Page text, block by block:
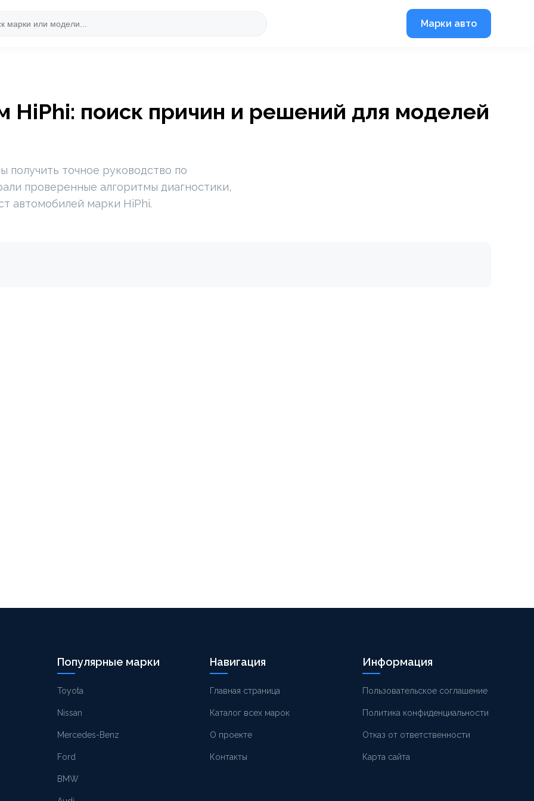
Марки авто
HiPhi: поиск причин и решений для моделей
точное руководство по
проверенные алгоритмы диагностики,
автомобилей марки HiPhi.
Популярные марки
Toyota
Nissan
Mercedes-Benz
Ford
BMW
Навигация
Главная страница
Каталог всех марок
О проекте
Контакты
Информация
Пользовательское соглашение
Политика конфиденциальности
Отказ от ответственности
Карта сайта